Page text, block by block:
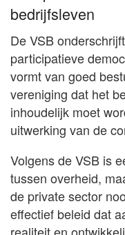
bedrijfsleven
De VSB
participatieve
vormt van goed
vereniging dat het
inhoudelijk moet
uitwerking van de
Volgens de VSB is
tussen overheid,
de private sector
effectief beleid dat